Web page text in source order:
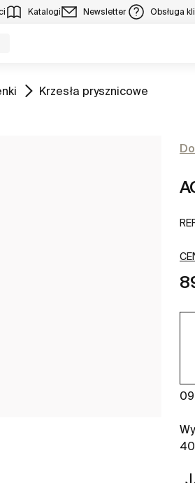
Katalogi Newsletter Obsługa
Zobacz
Krzesła prysznicowe
09